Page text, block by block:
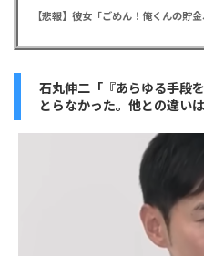
石丸伸二「『あらゆる手段
とらなかった。他との違い